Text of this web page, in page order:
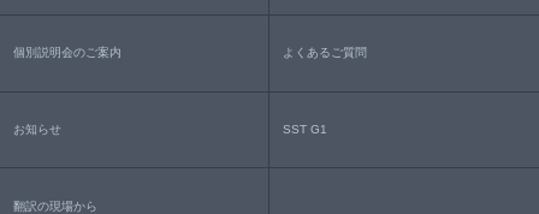
個別説明会のご案内 よくあるご質問
お知らせ SST G1
翻訳の現場から